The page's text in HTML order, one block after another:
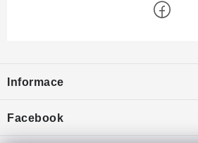
p
a
Informace
Puncovní značky
Facebook